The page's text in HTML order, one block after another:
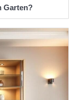
Garten?